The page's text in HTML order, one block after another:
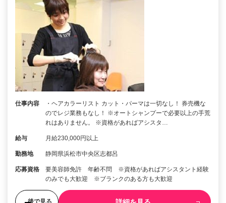
仕事内容
・ヘアカラーリスト カット・パーマは一切なし！ 券売機な
のでレジ業務もなし！ ※オートシャンプーで必要以上の手荒
れはありません。 ※資格があればアシスタ…
給与 月給230,000円以上
勤務地 静岡県浜松市中央区志都呂
応募資格
要美容師免許 年齢不問 ※資格があればアシスタント経験
のみでも大歓迎 ※ブランクのある方も大歓迎
後で見る